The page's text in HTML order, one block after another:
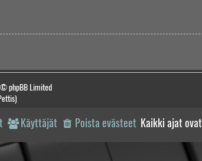
phpBB Limited
Kaikki ajat ovat
Poista evästeet
Käyttäjät